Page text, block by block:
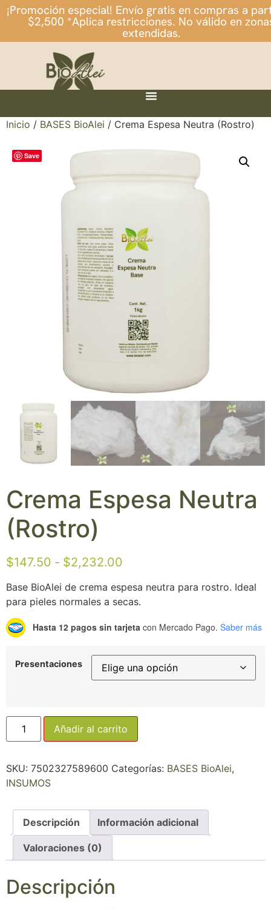
¡Promoción especial! Envío gratis en compras a
$2,500 *Aplica restricciones. No válido en
extendidas.
Inicio / BASES BioAlei / Crema Espesa Neutra (Rostro)
Save
Crema Espesa Neutra
(Rostro)
$147.50 - $2,232.00
Base BioAlei de crema espesa neutra para rostro. Ideal
para pieles normales a secas.
Hasta 12 pagos sin tarjeta con Mercado Pago. Saber más
Presentaciones
Añadir al carrito
SKU: 7502327589600 Categorías: BASES BioAlei,
INSUMOS
Descripción Información adicional
Valoraciones (0)
Descripción